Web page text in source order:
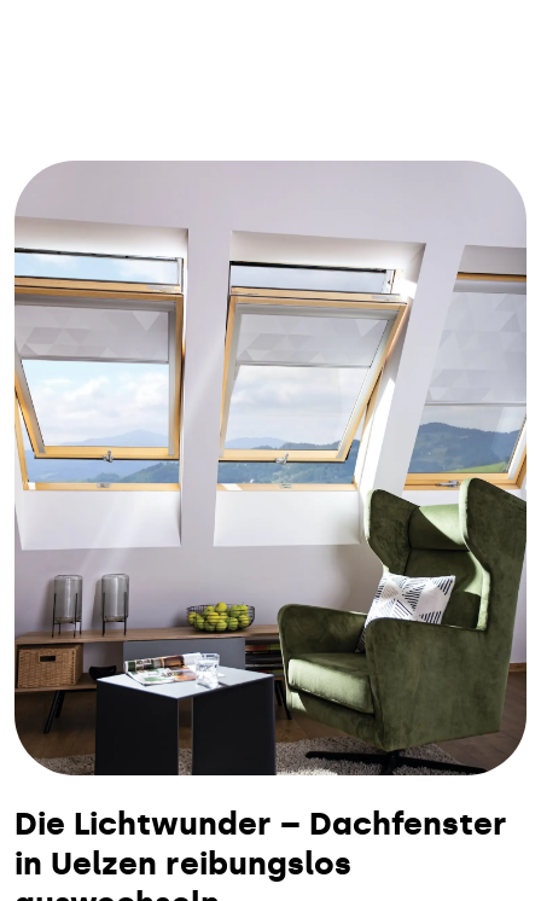
Die Lichtwunder – Dachfenster
in Uelzen reibungslos